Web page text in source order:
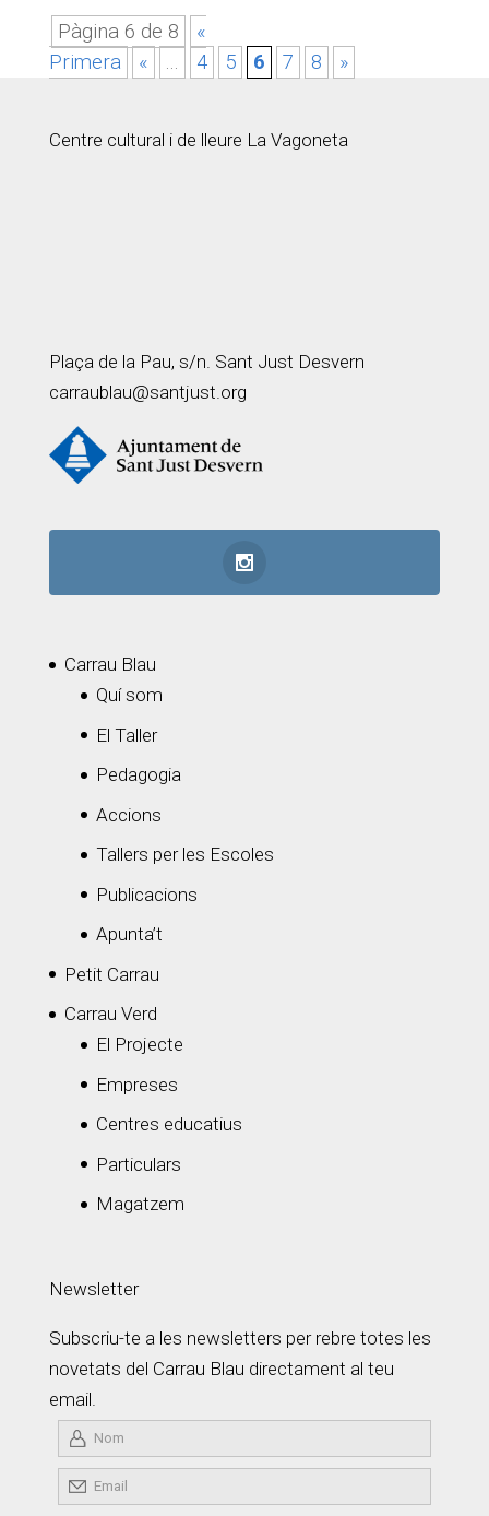
Pàgina 6 de 8
«
Primera
« ... 4 5 6 7 8 »
Centre cultural i de lleure La Vagoneta
Plaça de la Pau, s/n. Sant Just Desvern
carraublau@santjust.org
Carrau Blau
Quí som
El Taller
Pedagogia
Accions
Tallers per les Escoles
Publicacions
Apunta’t
Petit Carrau
Carrau Verd
El Projecte
Empreses
Centres educatius
Particulars
Magatzem
Newsletter
Subscriu-te a les newsletters per rebre totes les
novetats del Carrau Blau directament al teu
email.